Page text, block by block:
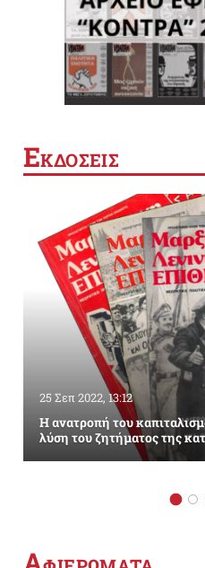
ΕΚΔΟΣΕΙΣ
25 Σεπ 2022, 13:12
Η ανατροπή του
λύση του ζητήματος της